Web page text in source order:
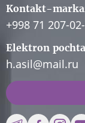
Kontakt-
+998 71 207-
Elektron pochta
h.asil@mail.ru